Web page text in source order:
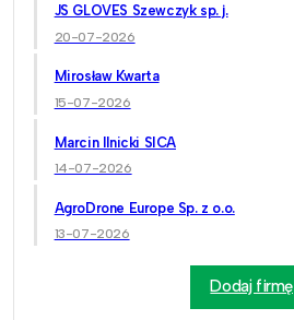
JS GLOVES Szewczyk sp. j.
20-07-2026
Mirosław Kwarta
15-07-2026
Marcin Ilnicki SICA
14-07-2026
AgroDrone Europe Sp. z o.o.
13-07-2026
Dodaj firmę